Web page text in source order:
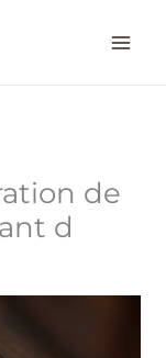
de
d